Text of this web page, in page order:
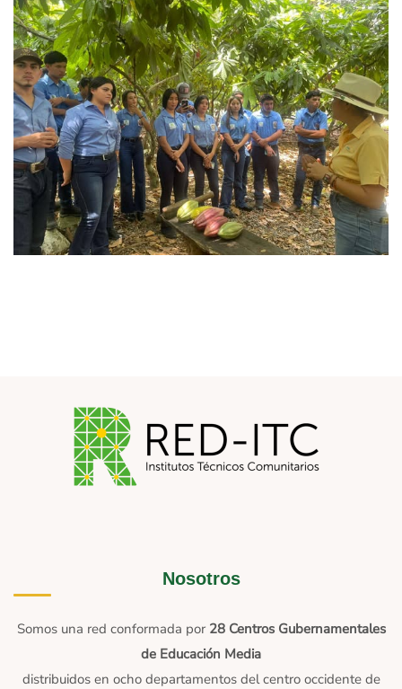
Nosotros
Somos una red conformada por 28 Centros Gubernamentales
de Educación Media
distribuidos en ocho departamentos del centro occidente de